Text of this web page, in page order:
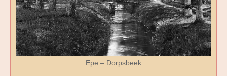
Epe – Dorpsbeek